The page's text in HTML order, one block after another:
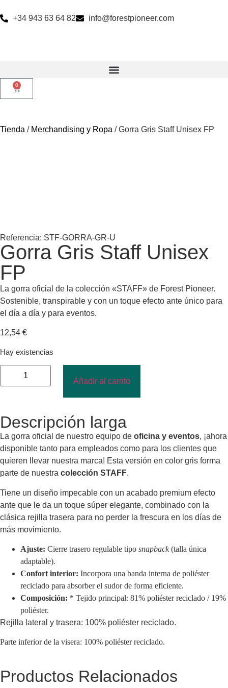
+34 943 63 64 82 info@forestpioneer.com
0
Tienda / Merchandising y Ropa / Gorra Gris Staff Unisex FP
Referencia: STF-GORRA-GR-U
Gorra Gris Staff Unisex
FP
La gorra oficial de la colección «STAFF» de Forest Pioneer.
Sostenible, transpirable y con un toque efecto ante único para
el día a día y para eventos.
12,54 €
Hay existencias
Añadir al carrito
Descripción larga
La gorra oficial de nuestro equipo de oficina y eventos, ¡ahora
disponible tanto para empleados como para los clientes que
quieren llevar nuestra marca! Esta versión en color gris forma
parte de nuestra colección STAFF.
Tiene un diseño impecable con un acabado premium efecto
ante que le da un toque súper elegante, combinado con la
clásica rejilla trasera para no perder la frescura en los días de
más movimiento.
Ajuste: Cierre trasero regulable tipo snapback(talla única
adaptable).
Confort interior: Incorpora una banda interna de poliéster
reciclado para absorber el sudor de forma eficiente.
Composición: * Tejido principal: 81% poliéster reciclado / 19%
poliéster.
Rejilla lateral y trasera: 100% poliéster reciclado.
Parte inferior de la visera: 100% poliéster reciclado.
Productos Relacionados